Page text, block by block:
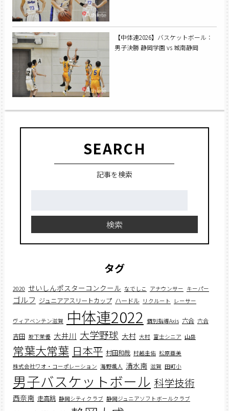
【中体連2026】バスケットボール：
男子決勝 静岡学園 vs 城南静岡
SEARCH
記事を検索
検索
タグ
2020 せいしんポスターコンクール なでしこ アナウンサー キーパー
ゴルフ ジュニアアスリートカップ ハードル リクルート レーサー
ヴィアベンテン滋賀 中体連2022 個別指導Axis 六合 六合
吉田 坂下茉優 大井川 大学野球 大村 大村 富士シニア 山岳
常葉大常葉 日本平 村田和哉 村越圭佑 松原亜美
株式会社ワオ・コーポレーション 海野颯人 清水南 滋賀 田町小
男子バスケットボール 科学技術
西奈南 走高跳 静岡シティクラブ 静岡ジュニアソフトボールクラブ